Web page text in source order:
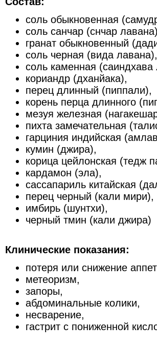
соль обыкновенная
соль санчар (снчар
гранат обыкновенный
соль черная (вида лавана),
соль каменная (саиндхава
кориандр (дханйака),
перец длинный (пиппали),
корень перца длинного
мезуя железная
пихта замечательная
гарциния индийская
кумин (джира),
корица цейлонская (тедж
кардамон (эла),
сассапариль китайская
перец черный (кали мири),
имбирь (шунтхи),
черный тмин (кали джира)
Клинические показания:
потеря или снижение
метеоризм,
запоры,
абдоминальные колики,
несварение,
гастрит с пониженной